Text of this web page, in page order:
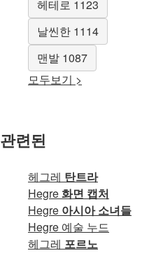
헤테로 1123
날씬한 1114
맨발 1087
모두보기 >
관련된
헤그레 탄트라
Hegre화면 캡처
Hegre 아시아 소녀들
Hegre 예술 누드
헤그레 포르노